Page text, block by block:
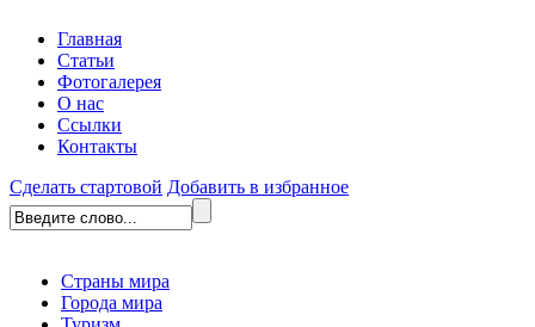
Главная
Статьи
Фотогалерея
О нас
Ссылки
Контакты
Сделать стартовой Добавить в избранное
Страны мира
Города мира